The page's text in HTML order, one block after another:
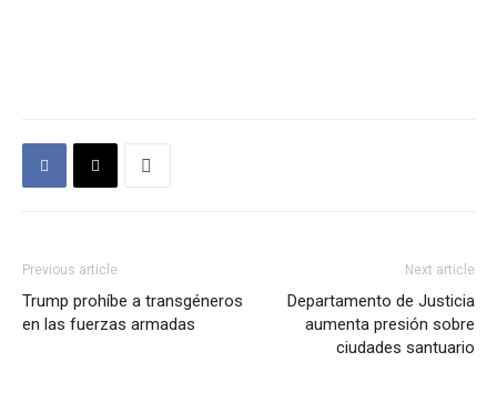
Previous article
Trump prohíbe a transgéneros
en las fuerzas armadas
Next article
Departamento de Justicia
aumenta presión sobre
ciudades santuario